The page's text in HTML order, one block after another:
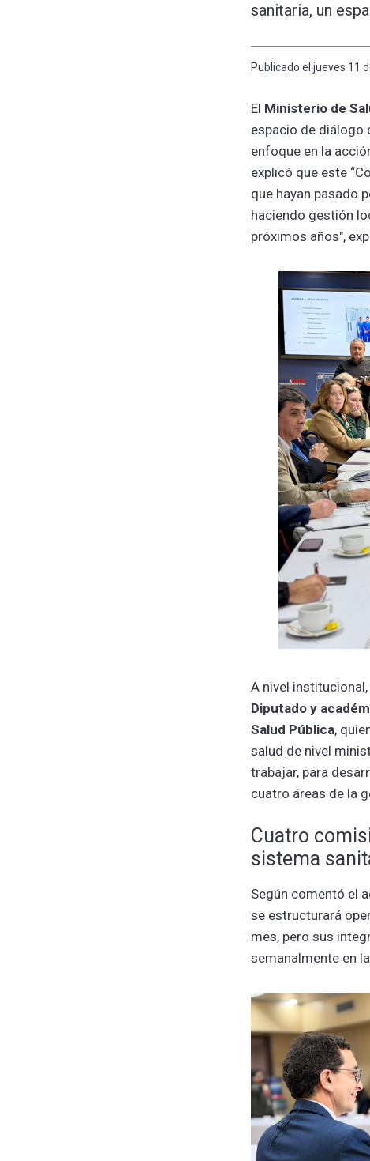
sanitaria, un
Publicado el jueves 11
El Ministerio de
espacio de diálogo
enfoque en la
explicó que este
que hayan pasado
haciendo gestión
próximos años",
A nivel
Diputado y
Salud Pública,
salud de nivel
trabajar, para
cuatro áreas de la
Cuatro
sistema
Según comentó el
se estructurará
mes, pero sus
semanalmente en